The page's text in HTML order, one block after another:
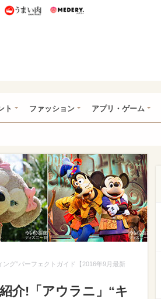
うまいパン うまい肉
ト ファッション アプリ・ゲーム
グ”パーフェクトガイド【2016年9月最新
介!「アウラニ」“キ